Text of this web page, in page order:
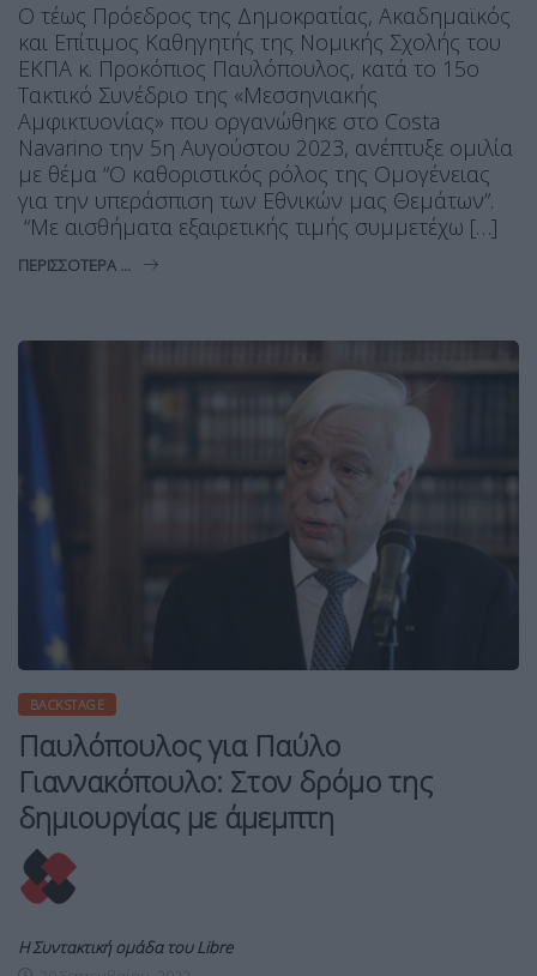
Ο τέως Πρόεδρος της Δημοκρατίας, Ακαδημαϊκός
και Επίτιμος Καθηγητής της Νομικής Σχολής του
ΕΚΠΑ κ. Προκόπιος Παυλόπουλος, κατά το 15ο
Τακτικό Συνέδριο της «Μεσσηνιακής
Αμφικτυονίας» που οργανώθηκε στο Costa
Navarino την 5η Αυγούστου 2023, ανέπτυξε ομιλία
με θέμα “Ο καθοριστικός ρόλος της Ομογένειας
για την υπεράσπιση των Εθνικών μας Θεμάτων”.
“Με αισθήματα εξαιρετικής τιμής συμμετέχω […]
ΠΕΡΙΣΣΌΤΕΡΑ ...
BACKSTAGE
Παυλόπουλος για Παύλο
Γιαννακόπουλο: Στον δρόμο της
δημιουργίας με άμεμπτη
Η Συντακτική ομάδα του Libre